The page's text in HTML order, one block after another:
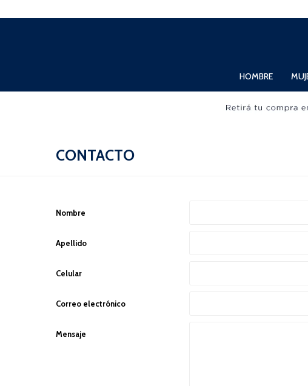
HOMBRE
CONTACTO
Nombre
Apellido
Celular
Correo electrónico
Mensaje